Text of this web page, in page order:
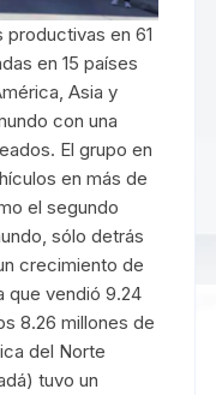
en 61
en 15 países
Asia y
con una
El grupo en
en más de
el segundo
sólo detrás
crecimiento de
que vendió 9.24
8.26 millones de
del Norte
tuvo un